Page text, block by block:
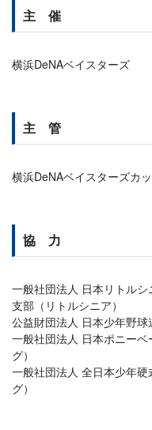
主 催
横浜DeNAベイスターズ
主 管
横浜DeNAベイスターズカ
協 力
一般社団法人 日本リトル
支部（リトルシニア）
公益財団法人 日本少年野球
一般社団法人 日本ポニー
グ）
一般社団法人 全日本少年
グ）